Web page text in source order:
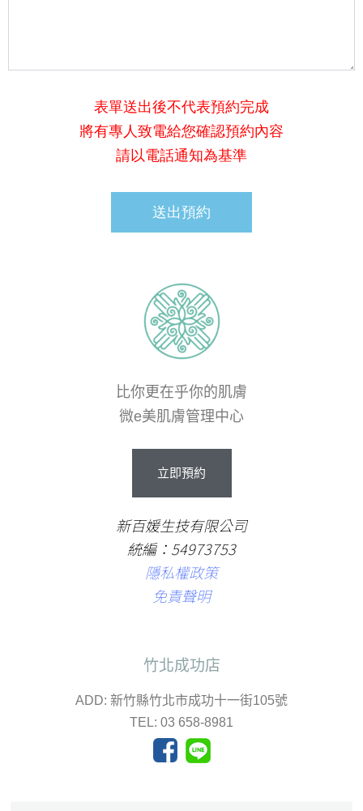
表單送出後不代表預約完成
將有專人致電給您確認預約內容
請以電話通知為基準
比你更在乎你的肌膚
微e美肌膚管理中心
立即預約
新百媛生技有限公司
統編：54973753
隱私權政策
免責聲明
竹北成功店
ADD: 新竹縣竹北市成功十一街105號
TEL: 03 658-8981